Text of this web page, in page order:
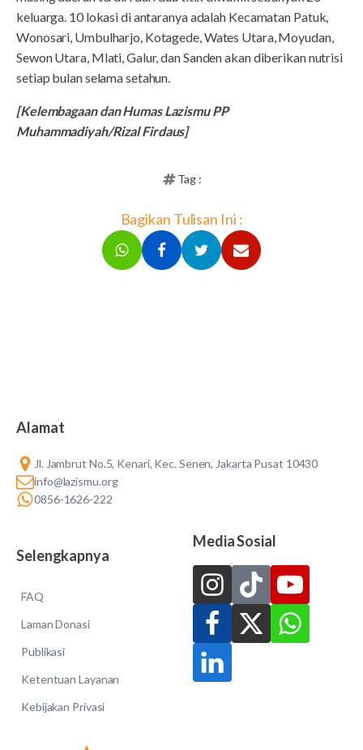
keluarga. 10 lokasi di antaranya adalah Kecamatan Patuk,
Wonosari, Umbulharjo, Kotagede, Wates Utara, Moyudan,
Sewon Utara, Mlati, Galur, dan Sanden akan diberikan nutrisi
setiap bulan selama setahun.
[Kelembagaan dan Humas Lazismu PP
Muhammadiyah/Rizal Firdaus]
Tag :
Bagikan Tulisan Ini :
Alamat
Jl. Jambrut No.5, Kenari, Kec. Senen, Jakarta Pusat 10430
info@lazismu.org
0856-1626-222
Selengkapnya
FAQ
Laman Donasi
Publikasi
Ketentuan Layanan
Kebijakan Privasi
Media Sosial